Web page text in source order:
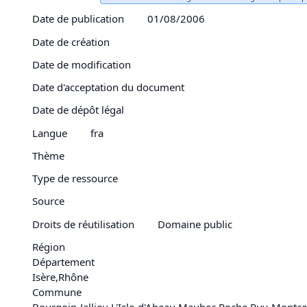
Date de publication
01/08/2006
Date de création
Date de modification
Date d'acceptation du document
Date de dépôt légal
Langue
fra
Thème
Type de ressource
Source
Droits de réutilisation
Domaine public
Région
Département
Isère,Rhône
Commune